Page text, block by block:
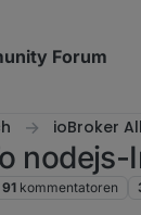
Forum
ioBroker
91 kommentatoren